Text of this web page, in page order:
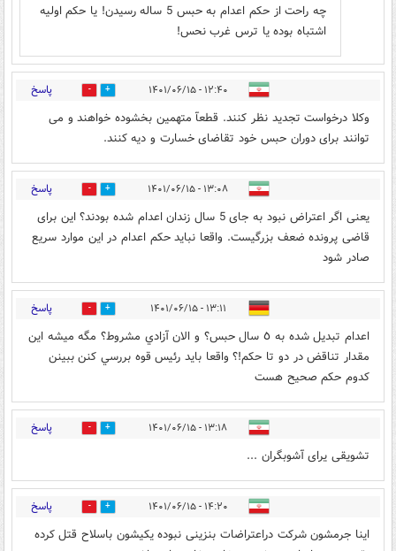
چه راحت از حکم اعدام به حبس 5 ساله رسیدن! یا حکم اولیه
اشتباه بوده یا ترس غرب نحس!
۱۲:۴۰ - ۱۴۰۱/۰۶/۱۵ 10 پاسخ
وکلا درخواست تجدید نظر کنند. قطعآ متهمین بخشوده خواهند و می
توانند برای دوران حبس خود تقاضای خسارت و دیه کنند.
۱۳:۰۸ - ۱۴۰۱/۰۶/۱۵ 15 پاسخ
یعنی اگر اعتراض نبود به جای 5 سال زندان اعدام شده بودند؟ این برای
قاضی پرونده ضعف بزرگیست. واقعا نباید حکم اعدام در این موارد سریع
صادر شود
۱۳:۱۱ - ۱۴۰۱/۰۶/۱۵ 27 پاسخ
اعدام تبديل شده به ٥ سال حبس؟ و الان آزادي مشروط؟ مگه ميشه اين
مقدار تناقض در دو تا حكم!؟ واقعا بايد رئيس قوه بررسي كنن ببينن
كدوم حكم صحيح هست
۱۳:۱۸ - ۱۴۰۱/۰۶/۱۵ 18 پاسخ
تشویقی یرای آشوبگران ...
۱۴:۲۰ - ۱۴۰۱/۰۶/۱۵ 6 پاسخ
اینا جرمشون شرکت دراعتراضات بنزینی نبوده یکیشون باسلاح قتل کرده